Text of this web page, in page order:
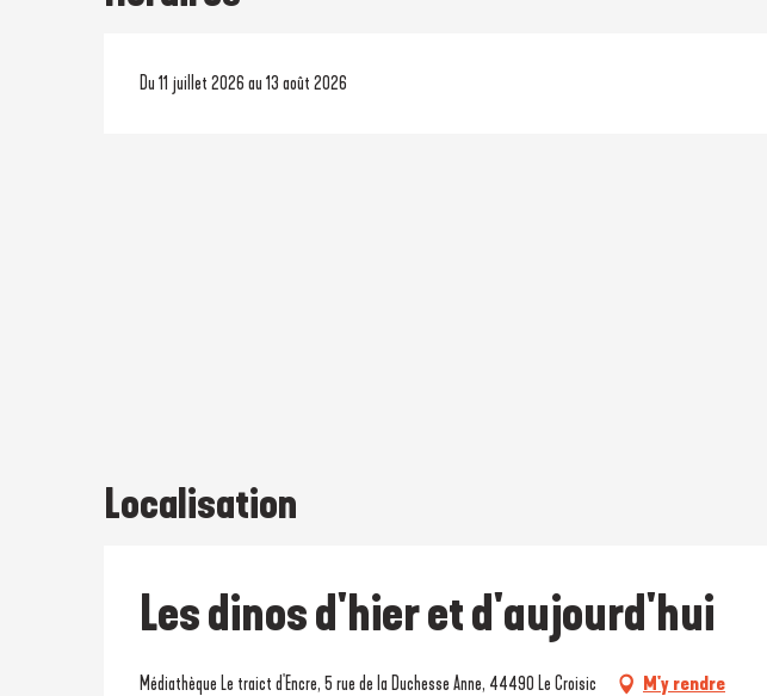
Du 11 juillet 2026 au 13 août 2026
Localisation
Les dinos d'hier et d'aujourd'hui
Médiathèque Le traict d'Encre, 5 rue de la Duchesse Anne, 44490 Le Croisic M'y rendre